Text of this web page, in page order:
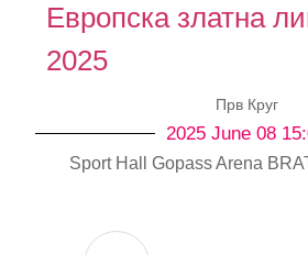
Европска златна
2025
Прв Круг
2025 June 08
Sport Hall Gopass Arena